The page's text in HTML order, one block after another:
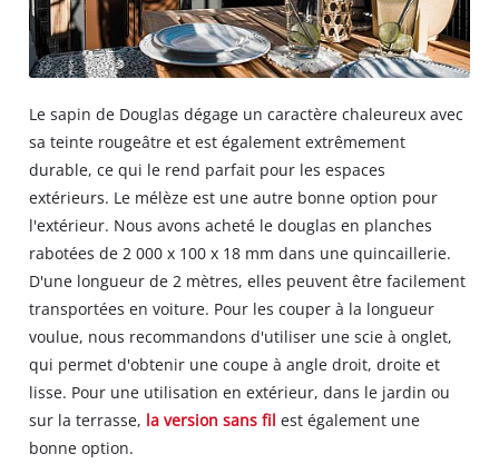
Le sapin de Douglas dégage un caractère chaleureux avec
sa teinte rougeâtre et est également extrêmement
durable, ce qui le rend parfait pour les espaces
extérieurs. Le mélèze est une autre bonne option pour
l'extérieur. Nous avons acheté le douglas en planches
rabotées de 2 000 x 100 x 18 mm dans une quincaillerie.
D'une longueur de 2 mètres, elles peuvent être facilement
transportées en voiture. Pour les couper à la longueur
voulue, nous recommandons d'utiliser une scie à onglet,
qui permet d'obtenir une coupe à angle droit, droite et
lisse. Pour une utilisation en extérieur, dans le jardin ou
sur la terrasse, la version sans fil est également une
bonne option.